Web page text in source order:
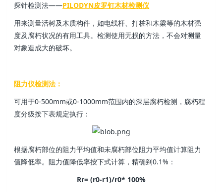
探针检测法——PILODYN皮罗钉木材检测仪
用来测量活树及木质构件，如电线杆、打桩和木梁等的木材强
度及腐朽状况的有用工具。检测使用无损的方法，不会对测量
对象造成大的破坏。
阻力仪检测法：
可用于0-500mm或0-1000mm范围内的深层腐朽检测，腐朽程
度分级按下表规定执行：
根据腐朽部位的阻力平均值和未腐朽部位阻力平均值计算阻力
值降低率。阻力值降低率按下式计算，精确到0.1%：
Rr= (r0-r1)/r0* 100%